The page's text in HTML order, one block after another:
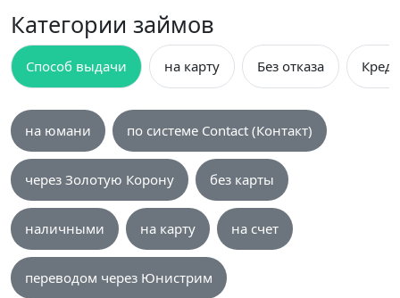
Категории займов
Способ выдачи на карту Без отказа
на юмани по системе Contact (Контакт)
через Золотую Корону без карты
наличными на карту на счет
переводом через Юнистрим